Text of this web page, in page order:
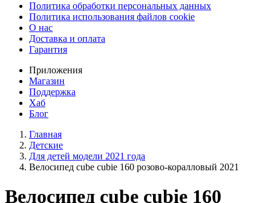
Политика обработки персональных данных
Политика использования файлов cookie
О нас
Доставка и оплата
Гарантия
Приложения
Магазин
Поддержка
Хаб
Блог
Главная
Детские
Для детей модели 2021 года
Велосипед cube cubie 160 розово-коралловый 2021
Велосипед cube cubie 160